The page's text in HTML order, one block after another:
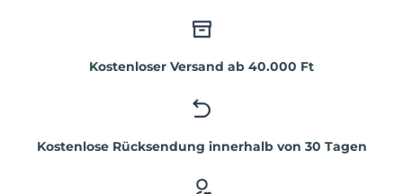
Kostenloser Versand ab 40.000 Ft
Kostenlose Rücksendung innerhalb von 30 Tagen